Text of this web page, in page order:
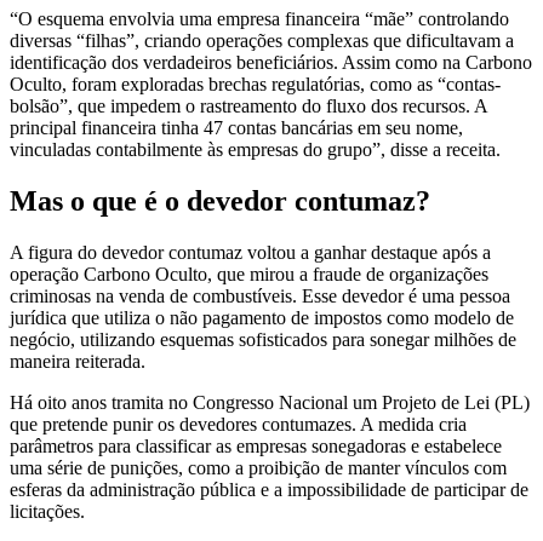
“O esquema envolvia uma empresa financeira “mãe” controlando
diversas “filhas”, criando operações complexas que dificultavam a
identificação dos verdadeiros beneficiários. Assim como na Carbono
Oculto, foram exploradas brechas regulatórias, como as “contas-
bolsão”, que impedem o rastreamento do fluxo dos recursos. A
principal financeira tinha 47 contas bancárias em seu nome,
vinculadas contabilmente às empresas do grupo”, disse a receita.
Mas o que é o devedor contumaz?
A figura do devedor contumaz voltou a ganhar destaque após a
operação Carbono Oculto, que mirou a fraude de organizações
criminosas na venda de combustíveis. Esse devedor é uma pessoa
jurídica que utiliza o não pagamento de impostos como modelo de
negócio, utilizando esquemas sofisticados para sonegar milhões de
maneira reiterada.
Há oito anos tramita no Congresso Nacional um Projeto de Lei (PL)
que pretende punir os devedores contumazes. A medida cria
parâmetros para classificar as empresas sonegadoras e estabelece
uma série de punições, como a proibição de manter vínculos com
esferas da administração pública e a impossibilidade de participar de
licitações.